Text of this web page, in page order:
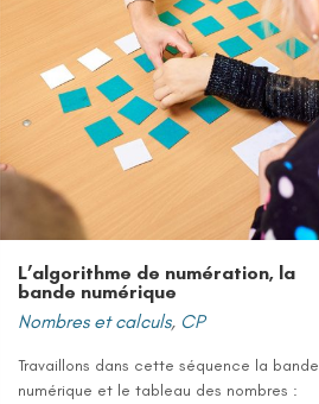
L’algorithme de numération, la
bande numérique
Nombres et calculs, CP
Travaillons dans cette séquence la bande
numérique et le tableau des nombres :